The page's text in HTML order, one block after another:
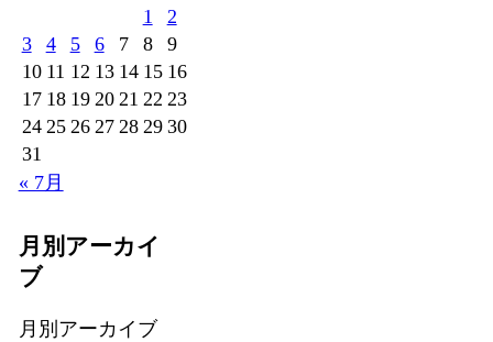
1
2
3
4 5 6 7 8
9
10 11 12 13 14 15 16
17 18 19 20 21 22 23
24 25 26 27 28 29 30
31
« 7月
月別アーカイ
ブ
月別アーカイブ